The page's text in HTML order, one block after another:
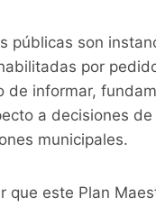
públicas son
por
de informar,
a decisiones
municipales.
que este Plan